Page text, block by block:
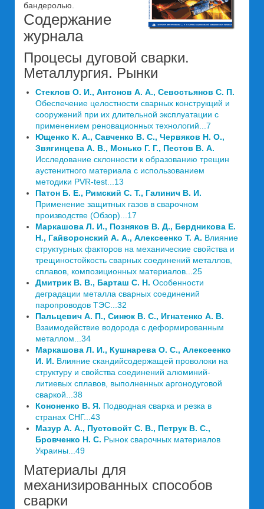
бандеролью.
Содержание
журнала
Процесы дуговой сварки.
Металлургия. Рынки
Стеклов О. И., Антонов А. А., Севостьянов С. П.
Обеспечение целостности сварных конструкций и
сооружений при их длительной эксплуатации с
применением реновационных технологий...7
Ющенко К. А., Савченко B. C., Червяков Н. О.,
Звягинцева А. В., Монько Г. Г., Пестов В. А.
Исследование склонности к образованию трещин
аустенитного материала с использованием
методики PVR-test...13
Патон Б. Е., Римский С. Т., Галинич В. И.
Применение защитных газов в сварочном
производстве (Обзор)...17
Маркашова Л. И., Позняков В. Д., Бердникова Е.
Н., Гайворонский А. А., Алексеенко Т. А. Влияние
структурных факторов на механические свойства и
трещиностойкость сварных соединений металлов,
сплавов, композиционных материалов...25
Дмитрик В. В., Барташ С. Н. Особенности
деградации металла сварных соединений
паропроводов ТЭС...32
Пальцевич А. П., Синюк В. С., Игнатенко А. В.
Взаимодействие водорода с деформированным
металлом...34
Маркашова Л. И., Кушнарева О. С., Алексеенко
И. И. Влияние скандийсодержащей проволоки на
структуру и свойства соединений алюминий-
литиевых сплавов, выполненных аргонодуговой
сваркой...38
Кононенко В. Я. Подводная сварка и резка в
странах СНГ...43
Мазур А. А., Пустовойт С. В., Петрук В. С.,
Бровченко Н. С. Рынок сварочных материалов
Украины...49
Материалы для
механизированных способов
сварки